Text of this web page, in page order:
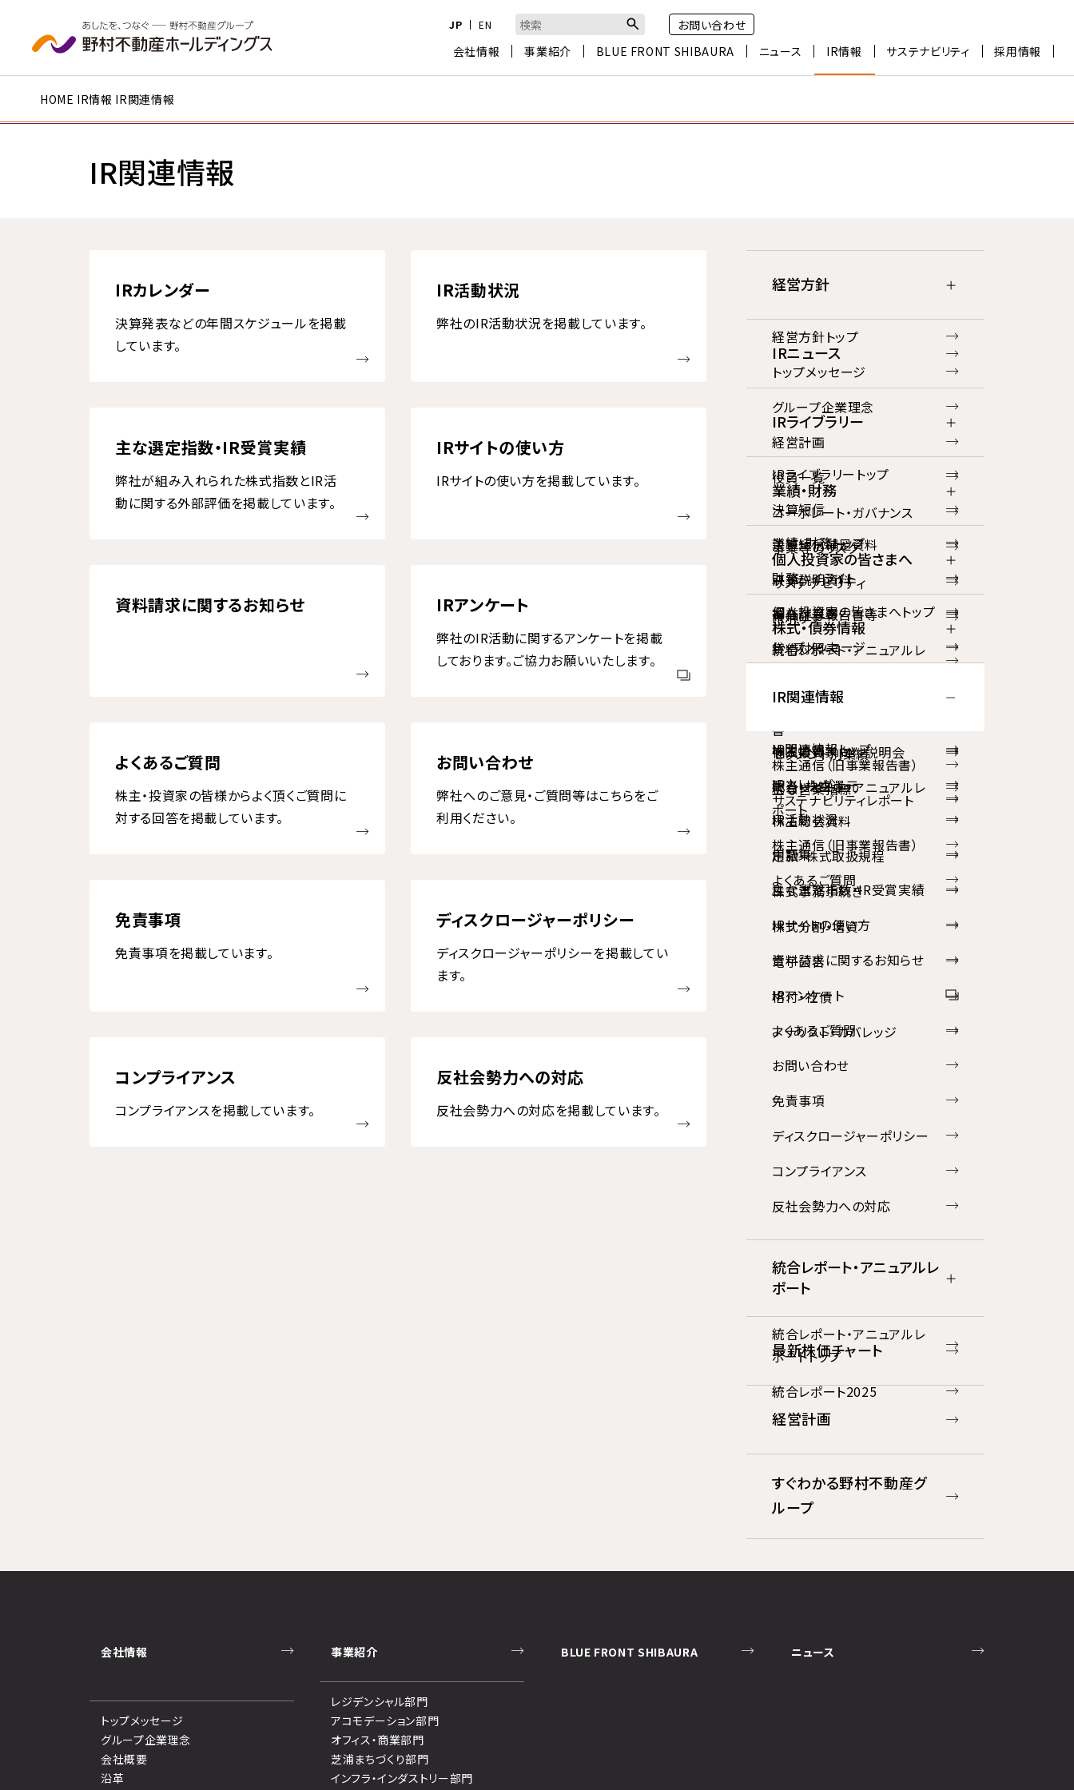
JP EN 検索キーワード入力
お問い合わせ
会社情報
事業紹介 BLUE FRONT SHIBAURA ニュース IR情報 サステナビリティ 採用情報
HOME IR情報 IR関連情報
IR関連情報
IRカレンダー
決算発表などの年間スケジュールを掲載
しています。
IR活動状況
弊社のIR活動状況を掲載しています。
主な選定指数・IR受賞実績
弊社が組み入れられた株式指数とIR活
動に関する外部評価を掲載しています。
IRサイトの使い方
IRサイトの使い方を掲載しています。
資料請求に関するお知らせ IRアンケート
弊社のIR活動に関するアンケートを掲載
しております。ご協力お願いいたします。
よくあるご質問
株主・投資家の皆様からよく頂くご質問に
対する回答を掲載しています。
お問い合わせ
弊社へのご意見・ご質問等はこちらをご
利用ください。
免責事項
免責事項を掲載しています。
ディスクロージャーポリシー
ディスクロージャーポリシーを掲載してい
ます。
コンプライアンス
コンプライアンスを掲載しています。
反社会勢力への対応
反社会勢力への対応を掲載しています。
経営方針
経営方針トップ
トップメッセージ
グループ企業理念
経営計画
役員一覧
コーポレート・ガバナンス
事業等のリスク
サステナビリティ
IRポリシー
IRニュース
IRライブラリー
IRライブラリートップ
決算短信
決算短信補足資料
決算説明資料
有価証券報告書等
統合レポート・アニュアルレ
コーポレート・ガバナンス報告
書
株主通信（旧事業報告書）
サステナビリティレポート
業績・財務
業績・財務トップ
財務ハイライト
損益計算書
貸借対照表
セグメント別業績
主な営業指標
個人投資家の皆さまへ
個人投資家の皆さまへトップ
トップメッセージ
個人投資家向け説明会
統合レポート・アニュアルレ
ポート
株主通信（旧事業報告書）
よくあるご質問
株式・債券情報
株主情報
配当・株主還元
株主総会資料
定款・株式取扱規程
株式事務手続き
株式分割・増資
電子公告
格付・社債
アナリスト・カバレッジ
IR関連情報
IR関連情報トップ
IRカレンダー
IR活動状況
用語集
主な選定指数・IR受賞実績
IRサイトの使い方
資料請求に関するお知らせ
IRアンケート
よくあるご質問
お問い合わせ
免責事項
ディスクロージャーポリシー
コンプライアンス
反社会勢力への対応
統合レポート・アニュアルレ
ポート
統合レポート・アニュアルレ
ポートトップ
統合レポート2025
最新株価チャート
経営計画
すぐわかる野村不動産グ
ループ
会社情報
トップメッセージ
グループ企業理念
会社概要
沿革
事業紹介
レジデンシャル部門
アコモデーション部門
オフィス・商業部門
芝浦まちづくり部門
インフラ・インダストリー部門
BLUE FRONT SHIBAURA ニュース